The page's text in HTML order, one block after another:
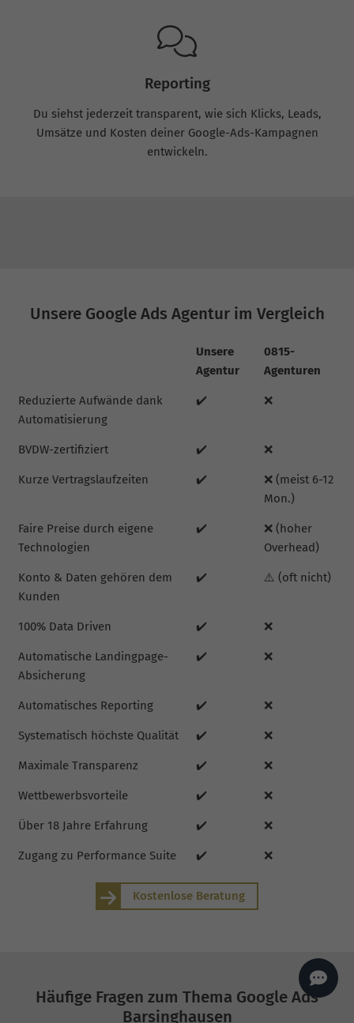
Reporting
Du siehst jederzeit transparent, wie sich Klicks, Leads,
Umsätze und Kosten deiner Google-Ads-Kampagnen
entwickeln.
Unsere Google Ads Agentur im Vergleich
Unsere
Agentur
0815-
Agenturen
Reduzierte Aufwände dank
Automatisierung
✔️ ❌
BVDW-zertifiziert ✔️ ❌
Kurze Vertragslaufzeiten ✔️
❌ (meist 6-12
Mon.)
Faire Preise durch eigene
Technologien
✔️
❌ (hoher
Overhead)
Konto & Daten gehören dem
Kunden
✔️ ⚠️ (oft nicht)
100% Data Driven ✔️ ❌
Automatische Landingpage-
Absicherung
✔️ ❌
Automatisches Reporting ✔️ ❌
Systematisch höchste Qualität ✔️ ❌
Maximale Transparenz ✔️ ❌
Wettbewerbsvorteile ✔️ ❌
Über 18 Jahre Erfahrung ✔️ ❌
Zugang zu Performance Suite ✔️ ❌
Kostenlose Beratung
Häufige Fragen zum Thema Google Ads
Barsinghausen
Hallo, willkommen bei
Wie kann ich dir helfen?
Profi-SEO startet bei uns
bereits ab 499 € pro
Performance Suite